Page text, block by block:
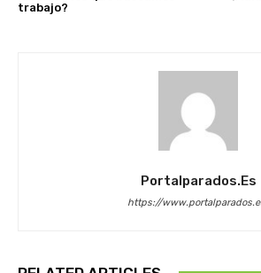
trabajo?
Portalparados.es
https://